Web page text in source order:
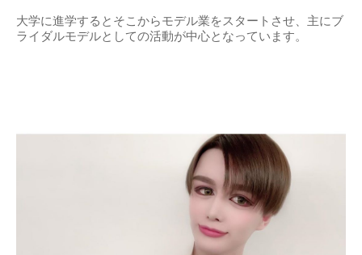
大学に進学するとそこからモデル業をスタートさせ、主にブ
ライダルモデルとしての活動が中心となっています。